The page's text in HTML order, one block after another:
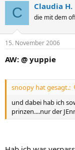
C Claudia H.
die mit dem
15. November 2006
AW: @ yuppie
snoopy hat gesagt.:
und dabei hab ich
prinzen....nur der